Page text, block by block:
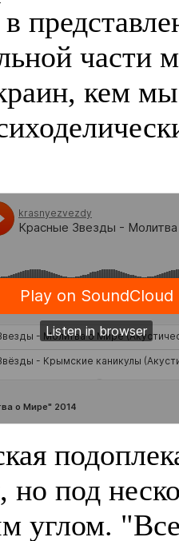
части
кем
но под
углом. "Все